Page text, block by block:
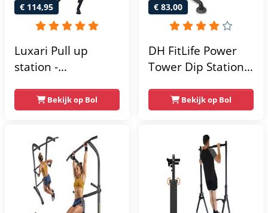
€ 114,95
Luxari Pull up
station -
- Dip Station - Pull
Up Bar -
Krachtstation -
Power Rack -
Verstelbaar -
Krachttraining
Bekijk op Bol
€ 83,00
DH FitLife Power
Tower Dip Station |
vrijstaand | dip
barren rugtrainer |
krachtstation
krachttoren |
fitnessstation |
power rack voor
thuis gym |
Bekijk op Bol